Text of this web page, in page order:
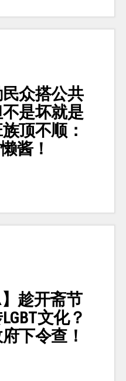
众搭公共
是坏就是
顶不顺：
酱！
趁开斋节
文化？
下令查！